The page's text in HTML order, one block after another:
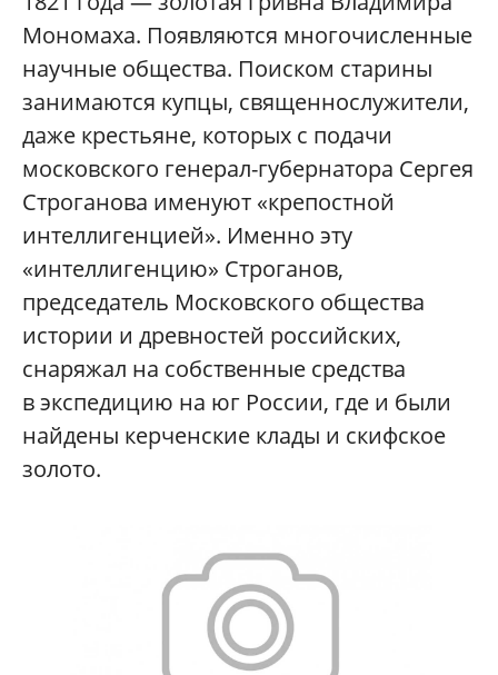
Мономаха. Появляются многочисленные
научные общества. Поиском старины
занимаются купцы, священнослужители,
даже крестьяне, которых с подачи
московского генерал-губернатора Сергея
Строганова именуют «крепостной
интеллигенцией». Именно эту
«интеллигенцию» Строганов,
председатель Московского общества
истории и древностей российских,
снаряжал на собственные средства
в экспедицию на юг России, где и были
найдены керченские клады и скифское
золото.